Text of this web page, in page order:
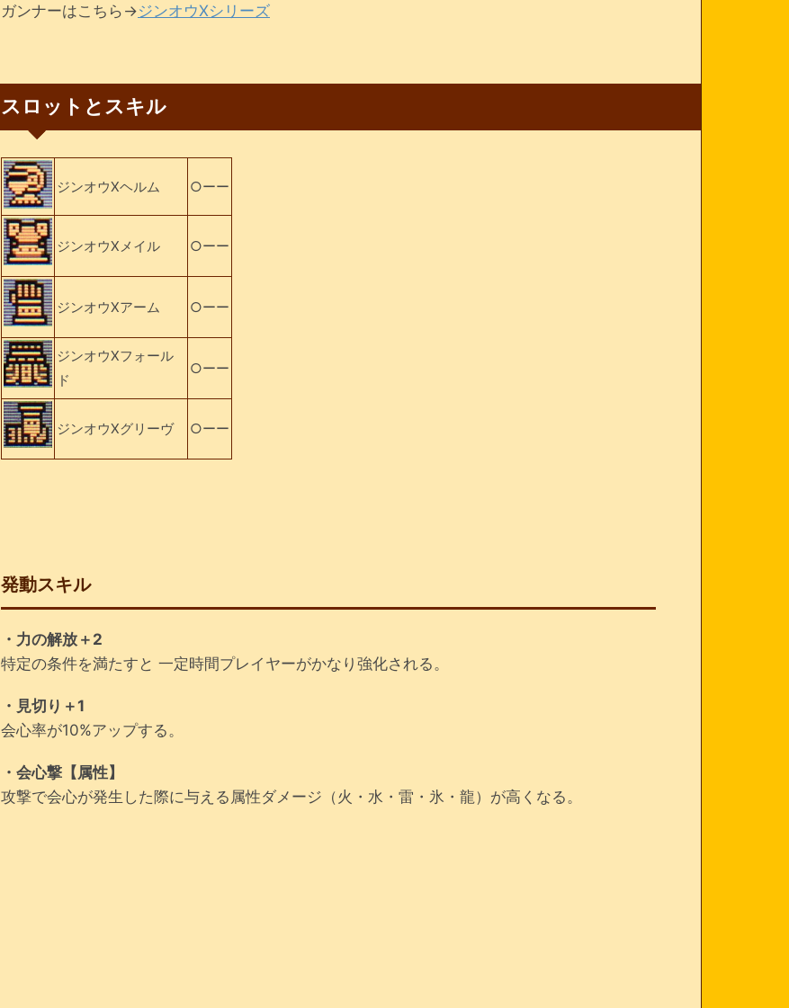
ガンナーはこちら→ジンオウXシリーズ
スロットとスキル
ジンオウXヘルム ○ーー
ジンオウXメイル ○ーー
ジンオウXアーム ○ーー
ジンオウXフォール
ド
○ーー
ジンオウXグリーヴ ○ーー
発動スキル
・力の解放＋2
特定の条件を満たすと 一定時間プレイヤーがかなり強化される。
・見切り＋1
会心率が10%アップする。
・会心撃【属性】
攻撃で会心が発生した際に与える属性ダメージ（火・水・雷・氷・龍）が高くなる。